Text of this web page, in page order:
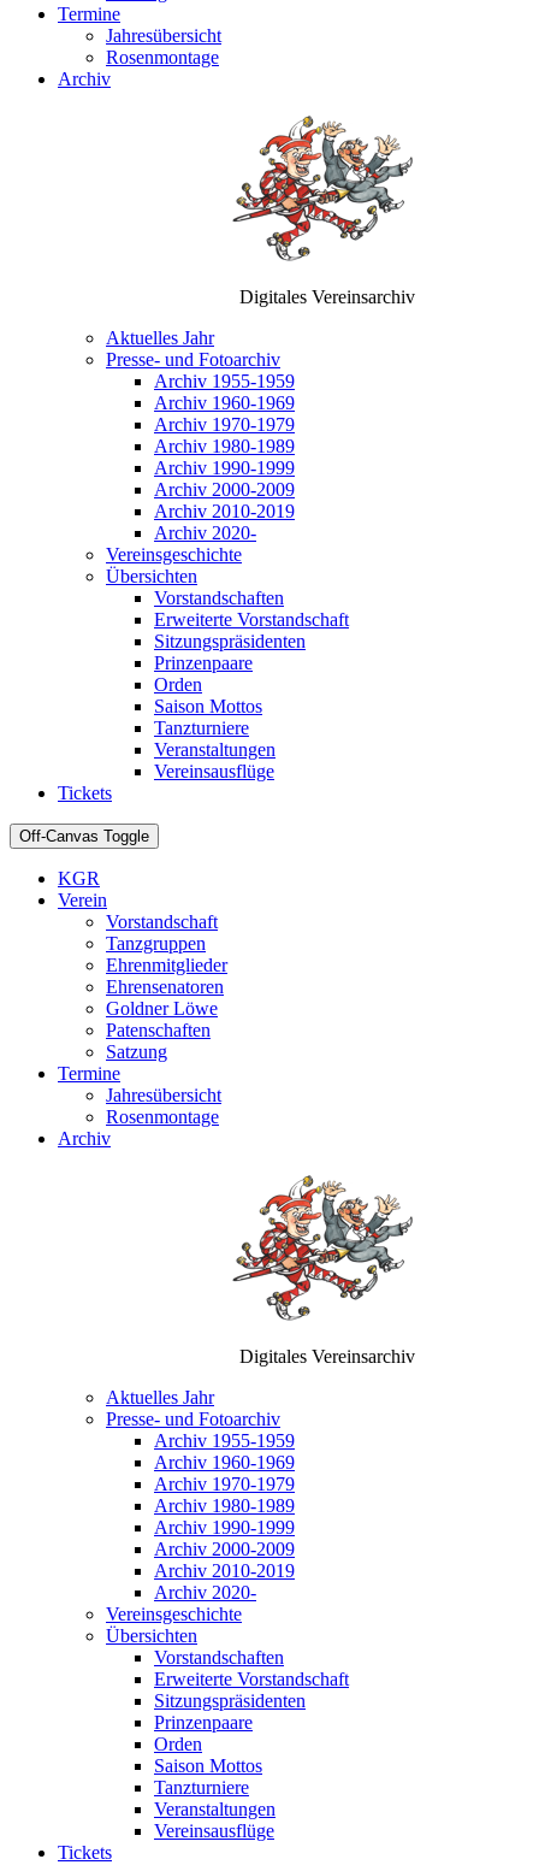
Termine
Jahresübersicht
Rosenmontage
Archiv
Digitales Vereinsarchiv
Aktuelles Jahr
Presse- und Fotoarchiv
Archiv 1955-1959
Archiv 1960-1969
Archiv 1970-1979
Archiv 1980-1989
Archiv 1990-1999
Archiv 2000-2009
Archiv 2010-2019
Archiv 2020-
Vereinsgeschichte
Übersichten
Vorstandschaften
Erweiterte Vorstandschaft
Sitzungspräsidenten
Prinzenpaare
Orden
Saison Mottos
Tanzturniere
Veranstaltungen
Vereinsausflüge
Tickets
Off-Canvas Toggle
KGR
Verein
Vorstandschaft
Tanzgruppen
Ehrenmitglieder
Ehrensenatoren
Goldner Löwe
Patenschaften
Satzung
Termine
Jahresübersicht
Rosenmontage
Archiv
Digitales Vereinsarchiv
Aktuelles Jahr
Presse- und Fotoarchiv
Archiv 1955-1959
Archiv 1960-1969
Archiv 1970-1979
Archiv 1980-1989
Archiv 1990-1999
Archiv 2000-2009
Archiv 2010-2019
Archiv 2020-
Vereinsgeschichte
Übersichten
Vorstandschaften
Erweiterte Vorstandschaft
Sitzungspräsidenten
Prinzenpaare
Orden
Saison Mottos
Tanzturniere
Veranstaltungen
Vereinsausflüge
Tickets